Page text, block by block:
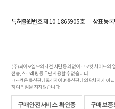
특허출원번호제 10-1865905호 상표등록
(주)와이오엘오의 사전 서면 동의 없이 크로켓 사이트의
전송, 스크래핑 등 무단 사용할 수 없습니다.
크로켓은 통신판매중개자이며 통신판매의 당사자가 아
하여 책임을 지지 않습니다.
구매안전서비스 확인증 구매보증